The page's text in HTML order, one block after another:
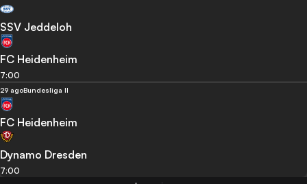
SSV Jeddeloh
FC Heidenheim
7:00
29 agoBundesliga II
FC Heidenheim
Dynamo Dresden
7:00